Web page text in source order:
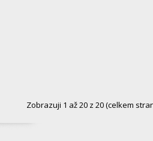
Zobrazuji 1 až 20 z 20 (celkem